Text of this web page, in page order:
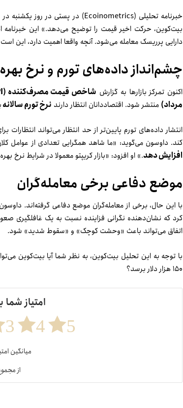
بیت‌کوین، حرکت اخیر قیمت را توضیح می‌دهد.» این خبرنامه
دارایی پرریسک معامله می‌شود. آنچه واقعا اهمیت دارد، این
چشم‌انداز داده‌های تورم و نرخ بهره
اکنون تمرکز بازارها به گزارش شاخص قیمت مصرف‌کننده (CPI) ماه جولای
مرداد) منتشر شود. اقتصاددانان انتظار دارند نرخ تورم سالانهبا
کند. داوسون می‌گوید: «ما شاهد همگرایی تعدادی از عوامل
افزایش دهد.» او افزود: «بازار کریپتو معمولا در شرایط نرخ
موضع دفاعی برخی معامله‌گران
کرد که نشان‌دهنده نگرانی فزاینده نسبت به یک غافلگیری
اتفاق می‌تواند باعث «وحشت کوچک» و «سقوط شدید» شود.
با توجه به این تحلیل بیت‌کوین، به نظر شما آیا بیت‌کوین
۱۵۰ هزار دلار برسد؟
امتیاز شما
5
4
3
میانگین
از